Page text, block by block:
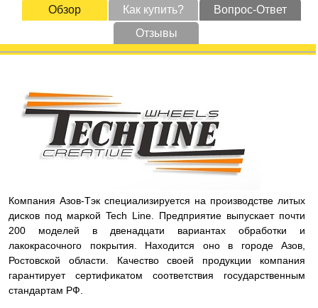
Обзор Как купить?
Вопрос-Ответ
Отзывы
Компания Азов-Тэк специализируется на производстве литых
дисков под маркой Tech Line. Предприятие выпускает почти
200 моделей в двенадцати вариантах обработки и
лакокрасочного покрытия. Находится оно в городе Азов,
Ростовской области. Качество своей продукции компания
гарантирует сертификатом соответствия государственным
стандартам РФ.